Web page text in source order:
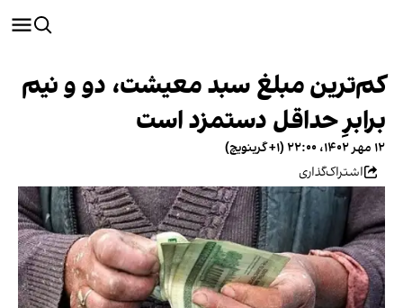
کم‌ترین مبلغ سبد معیشت، دو و نیم
برابرِ حداقل دستمزد است
۱۲ مهر ۱۴۰۲، ۲۲:۰۰ (‎+۱ گرینویچ)
اشتراک‌گذاری